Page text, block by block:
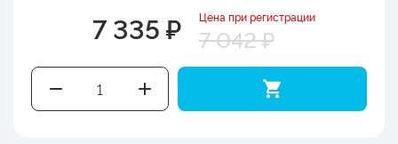
7 335 ₽ Цена при регистрации
7 042 ₽